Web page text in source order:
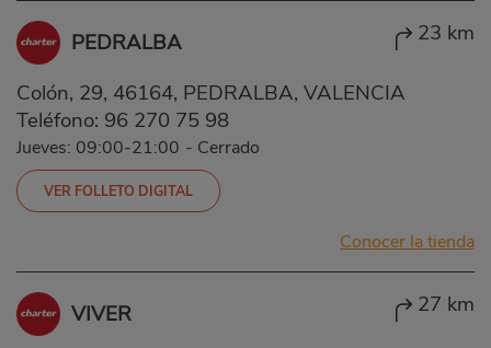
PEDRALBA 23 km
Colón, 29, 46164, PEDRALBA, VALENCIA
Teléfono: 96 270 75 98
Jueves: 09:00-21:00 - Cerrado
VER FOLLETO DIGITAL
Conocer la tienda
VIVER 27 km